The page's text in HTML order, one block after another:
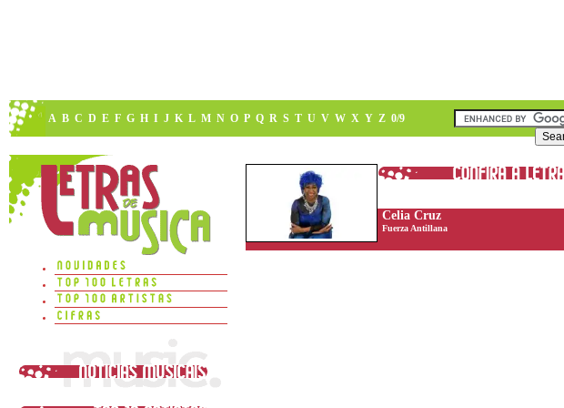
A B C D E F G H I J K L M N O P Q R S T U V W X Y Z 0/9
Celia Cruz
Fuerza Antillana